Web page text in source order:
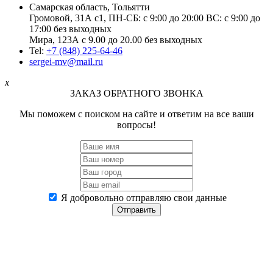
Самарская область, Тольятти
Громовой, 31А с1, ПН-СБ: с 9:00 до 20:00 ВС: с 9:00 до
17:00 без выходных
Мира, 123А с 9.00 до 20.00 без выходных
Tel: +7 (848) 225-64-46
sergei-mv@mail.ru
x
ЗАКАЗ ОБРАТНОГО ЗВОНКА
Мы поможем с поиском на сайте и ответим на все ваши
вопросы!
Я добровольно отправляю свои данные
Отправить